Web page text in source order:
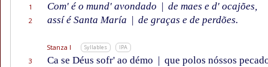
1 Com' é o mund' avondado | de maes e d' ocajões,
2 assí é Santa María | de graças e de perdões.
Stanza I Syllables IPA
3 Ca se Déus sofr' ao démo | que polos nóssos